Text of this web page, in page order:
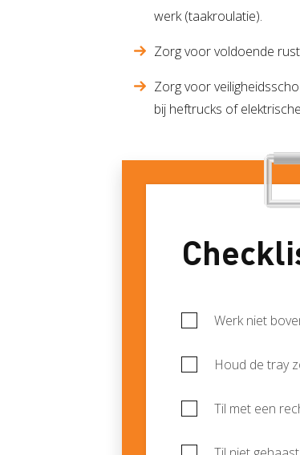
werk (taakroulatie).
Zorg voor voldoende
Zorg voor
bij heftrucks of
Werk niet
Houd de tray
Til met een